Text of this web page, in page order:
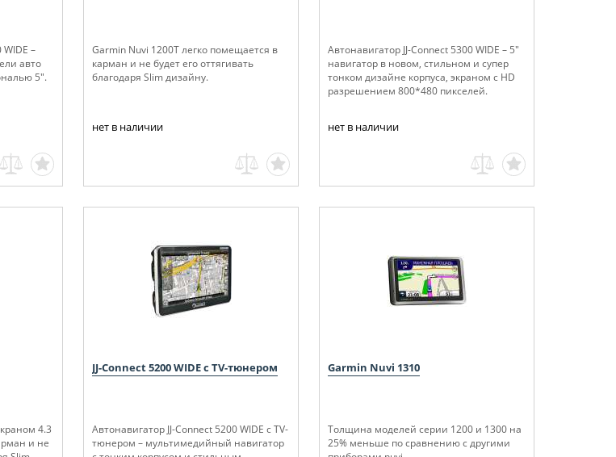
–
авто
5".
Garmin Nuvi 1200Т легко помещается в
карман и не будет его оттягивать
благодаря Slim дизайну.
нет в наличии
Автонавигатор JJ-Connect 5300 WIDE – 5"
навигатор в новом, стильном и супер
тонком дизайне корпуса, экраном с HD
разрешением 800*480 пикселей.
нет в наличии
4.3
и не
JJ-Connect 5200 WIDE c TV-тюнером
Автонавигатор JJ-Connect 5200 WIDE c TV-
тюнером – мультимедийный навигатор
Garmin Nuvi 1310
Толщина моделей серии 1200 и 1300 на
25% меньше по сравнению с другими